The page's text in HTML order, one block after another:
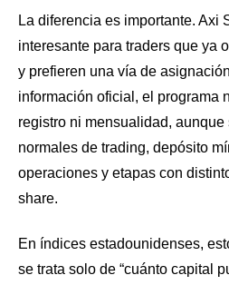
La diferencia es importante. Axi
interesante para traders que ya
y prefieren una vía de
información oficial, el programa
registro ni mensualidad,
normales de trading, depósito
operaciones y etapas con
share.
En índices estadounidenses,
se trata solo de “cuánto capital